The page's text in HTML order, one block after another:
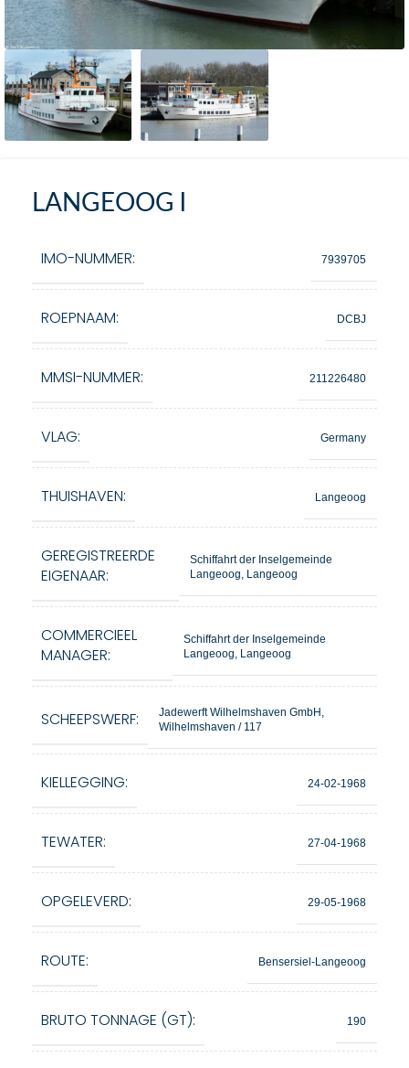
LANGEOOG I
IMO-NUMMER: 7939705
ROEPNAAM: DCBJ
MMSI-NUMMER: 211226480
VLAG: Germany
THUISHAVEN: Langeoog
GEREGISTREERDE
EIGENAAR:
Schiffahrt der Inselgemeinde
Langeoog, Langeoog
COMMERCIEEL
MANAGER:
Schiffahrt der Inselgemeinde
Langeoog, Langeoog
SCHEEPSWERF:
Jadewerft Wilhelmshaven GmbH,
Wilhelmshaven / 117
KIELLEGGING: 24-02-1968
TEWATER: 27-04-1968
OPGELEVERD: 29-05-1968
ROUTE: Bensersiel-Langeoog
BRUTO TONNAGE (GT): 190